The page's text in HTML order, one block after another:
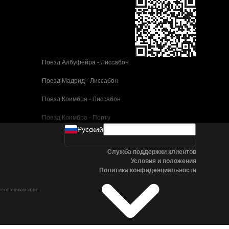
Поезд Албуфейра - Лиссабон
Поезд Мадрид - Лиссабон
Поезд Коимбра - Лиссабон
Поезд Коимбра - Порту
Поезд Валенсия - Барселона
Поезд Севилья - Барселона
Поезд Малага - Барселона
Поезд Малага - Мадрид
и не
Pусский
Служба поддержки клиентов
Условия и положения
Политика конфиденциальности